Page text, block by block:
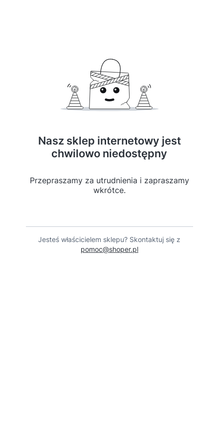
Nasz sklep internetowy jest
chwilowo niedostępny
Przepraszamy za utrudnienia i zapraszamy
wkrótce.
Jesteś właścicielem sklepu? Skontaktuj się z
pomoc@shoper.pl